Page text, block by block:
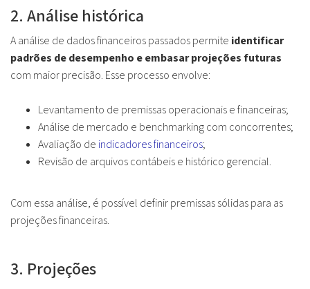
2. Análise histórica
A análise de dados financeiros passados permite identificar
padrões de desempenho e embasar projeções futuras
com maior precisão. Esse processo envolve:
Levantamento de premissas operacionais e financeiras;
Análise de mercado e benchmarking com concorrentes;
Avaliação de indicadores financeiros;
Revisão de arquivos contábeis e histórico gerencial.
Com essa análise, é possível definir premissas sólidas para as
projeções financeiras.
3. Projeções